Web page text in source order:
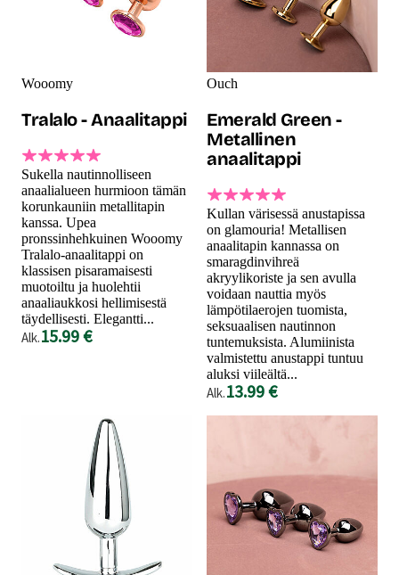
Wooomy
Tralalo - Anaalitappi
Sukella nautinnolliseen
anaalialueen hurmioon tämän
korunkauniin metallitapin
kanssa. Upea
pronssinhehkuinen Wooomy
Tralalo-anaalitappi on
klassisen pisaramaisesti
muotoiltu ja huolehtii
anaaliaukkosi hellimisestä
täydellisesti. Elegantti...
Alk.15.99 €
Ouch
Emerald Green -
Metallinen
anaalitappi
Kullan värisessä anustapissa
on glamouria! Metallisen
anaalitapin kannassa on
smaragdinvihreä
akryylikoriste ja sen avulla
voidaan nauttia myös
lämpötilaerojen tuomista,
seksuaalisen nautinnon
tuntemuksista. Alumiinista
valmistettu anustappi tuntuu
aluksi viileältä...
Alk.13.99 €